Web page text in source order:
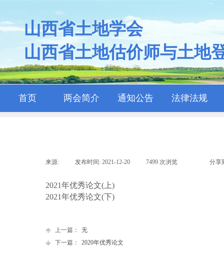
山西省土地学会
山西省土地估价师与土地
首页 两会简介 通知公告 法律法规
来源: 发布时间: 2021-12-20 7499 次浏览 分享
2021年优秀论文(上)
2021年优秀论文(下)
上一篇：
无
下一篇：
2020年优秀论文